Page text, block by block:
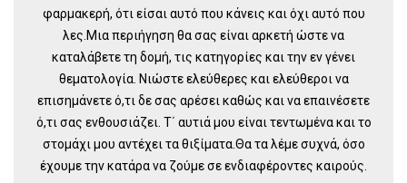
φαρμακερή, ότι είσαι αυτό που κάνεις και όχι αυτό που
λες.Μια περιήγηση θα σας είναι αρκετή ώστε να
καταλάβετε τη δομή, τις κατηγορίες και την εν γένει
θεματολογία. Νιώστε ελεύθερες και ελεύθεροι να
επισημάνετε ό,τι δε σας αρέσει καθώς και να επαινέσετε
ό,τι σας ενθουσιάζει. Τ΄ αυτιά μου είναι τεντωμένα και το
στομάχι μου αντέχει τα θιξίματα.Θα τα λέμε συχνά, όσο
έχουμε την κατάρα να ζούμε σε ενδιαφέροντες καιρούς.